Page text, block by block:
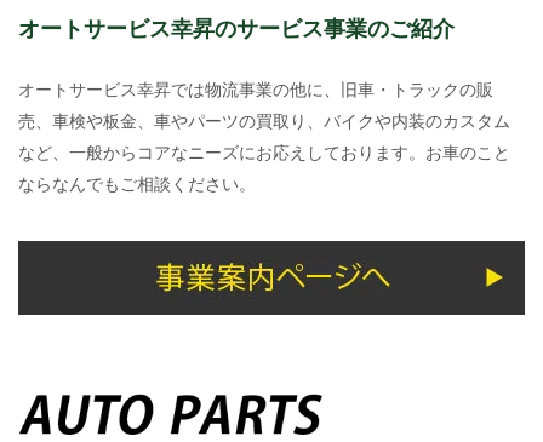
オートサービス幸昇のサービス事業のご紹介
オートサービス幸昇では物流事業の他に、旧車・トラックの販
売、車検や板金、車やパーツの買取り、バイクや内装のカスタム
など、一般からコアなニーズにお応えしております。お車のこと
ならなんでもご相談ください。